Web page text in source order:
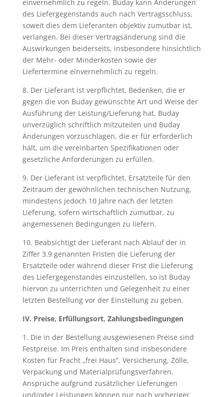
einvernehmlich zu regeln. Buday kann Änderungen
des Liefergegenstands auch nach Vertragsschluss,
soweit dies dem Lieferanten objektiv zumutbar ist,
verlangen. Bei dieser Vertragsänderung sind die
Auswirkungen beiderseits, insbesondere hinsichtlich
der Mehr- oder Minderkosten sowie der
Liefertermine einvernehmlich zu regeln.
8. Der Lieferant ist verpflichtet, Bedenken, die er
gegen die von Buday gewünschte Art und Weise der
Ausführung der Leistung/Lieferung hat, Buday
unverzüglich schriftlich mitzuteilen und Buday
Änderungen vorzuschlagen, die er für erforderlich
hält, um die vereinbarten Spezifikationen oder
gesetzliche Anforderungen zu erfüllen.
9. Der Lieferant ist verpflichtet, Ersatzteile für den
Zeitraum der gewöhnlichen technischen Nutzung,
mindestens jedoch 10 Jahre nach der letzten
Lieferung, sofern wirtschaftlich zumutbar, zu
angemessenen Bedingungen zu liefern.
10. Beabsichtigt der Lieferant nach Ablauf der in
Ziffer 3.9 genannten Fristen die Lieferung der
Ersatzteile oder während dieser Frist die Lieferung
des Liefergegenstandes einzustellen, so ist Buday
hiervon zu unterrichten und Gelegenheit zu einer
letzten Bestellung vor der Einstellung zu geben.
IV. Preise, Erfüllungsort, Zahlungsbedingungen
1. Die in der Bestellung ausgewiesenen Preise sind
Festpreise. Im Preis enthalten sind insbesondere
Kosten für Fracht „frei Haus“, Versicherung, Zölle,
Verpackung und Materialprüfungsverfahren.
Ansprüche aufgrund zusätzlicher Lieferungen
und/oder Leistungen können nur nach vorheriger